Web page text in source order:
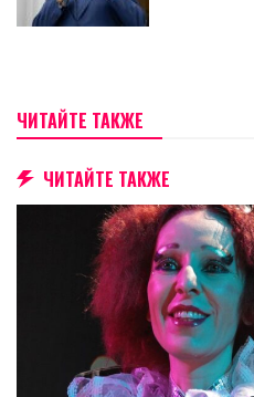
ЧИТАЙТЕ ТАКЖЕ
ЧИТАЙТЕ ТАКЖЕ